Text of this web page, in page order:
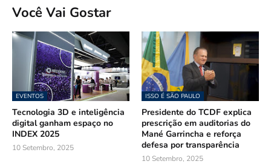
Você Vai Gostar
EVENTOS
Tecnologia 3D e inteligência
digital ganham espaço no
INDEX 2025
10 Setembro, 2025
ISSO É SÃO PAULO
Presidente do TCDF explica
prescrição em auditorias do
Mané Garrincha e reforça
defesa por transparência
10 Setembro, 2025